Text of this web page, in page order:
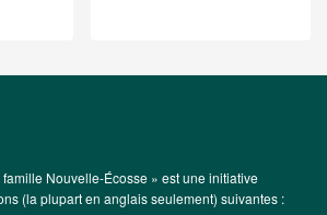
Nouvelle-Écosse » est une initiative
(la plupart en anglais seulement) suivantes :